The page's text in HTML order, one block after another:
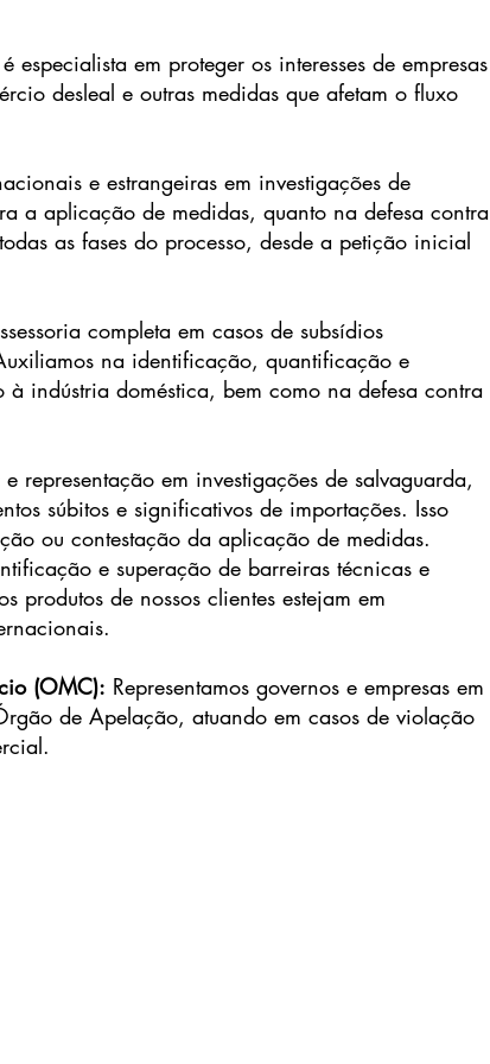
em proteger os interesses de empresas
desleal e outras medidas que afetam o fluxo
e estrangeiras em investigações de
a aplicação de medidas, quanto na defesa contra
as fases do processo, desde a petição inicial
completa em casos de subsídios
na identificação, quantificação e
à indústria doméstica, bem como na defesa contra
representação em investigações de salvaguarda,
súbitos e significativos de importações. Isso
ou contestação da aplicação de medidas.
e superação de barreiras técnicas e
produtos de nossos clientes estejam em
(OMC): Representamos governos e empresas em
de Apelação, atuando em casos de violação